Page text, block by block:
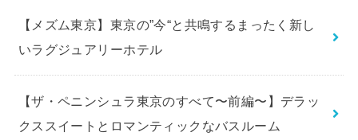
【メズム東京】東京の”今“と共鳴するまったく新し
いラグジュアリーホテル
【ザ・ペニンシュラ東京のすべて〜前編〜】デラッ
クススイートとロマンティックなバスルーム